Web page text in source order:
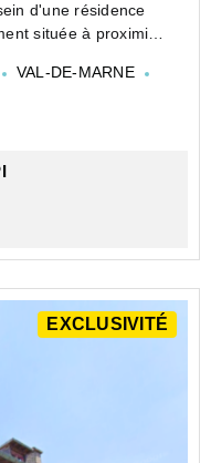
d'une résidence
située à proximité
environ...
VAL-DE-MARNE
EXCLUSIVITÉ